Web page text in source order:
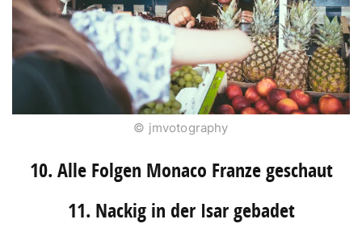
© jmvotography
10. Alle Folgen Monaco Franze geschaut
11. Nackig in der Isar gebadet